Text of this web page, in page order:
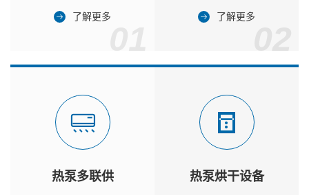
了解更多 了解更多
热泵多联供 热泵烘干设备